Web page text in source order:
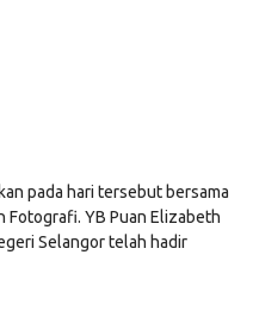
pada hari tersebut bersama
Fotografi. YB Puan Elizabeth
Selangor telah hadir